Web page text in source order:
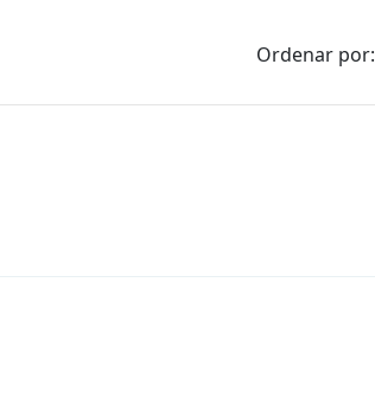
Ordenar por: